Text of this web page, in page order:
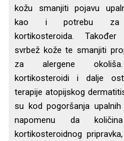
kožu smanjiti pojavu
kao i potrebu za
kortikosteroida.
svrbež kože te smanjiti
za alergene
kortikosteroidi i dalje
terapije atopijskog
su kod pogoršanja upalnih
napomenu da
kortikosteroidnog